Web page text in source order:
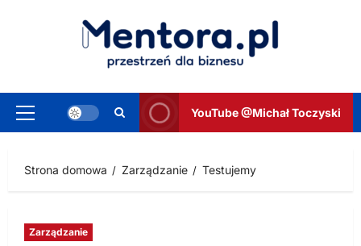
Menu
YouTube @Michał Toczyski
Strona domowa Zarządzanie Testujemy
Zarządzanie